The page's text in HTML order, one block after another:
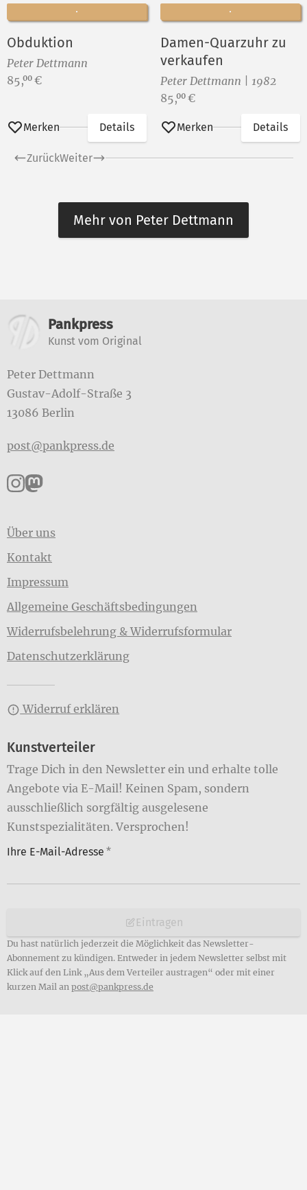
Obduktion
Peter Dettmann
Preis:
85,00 €
Merken Details
Damen-Quarzuhr zu
verkaufen
Peter Dettmann | 1982
Preis:
85,00 €
Merken Details
ZurückWeiter
Mehr von Peter Dettmann
Weitere Informationen
Pankpress
Kunst vom Original
Peter Dettmann
Gustav-Adolf-Straße 3
13086 Berlin
post@pankpress.de
Pankpress auf Instagram
Pankpress auf Mastodon
Über uns
Kontakt
Impressum
Allgemeine Geschäftsbedingungen
Widerrufsbelehrung & Widerrufsformular
Datenschutzerklärung
Widerruf erklären
Kunstverteiler
Trage Dich in den Newsletter ein und erhalte tolle
Angebote via E-Mail! Keinen Spam, sondern
ausschließlich sorgfältig ausgelesene
Kunstspezialitäten. Versprochen!
Ihre E-Mail-Adresse *
Eintragen
Du hast natürlich jederzeit die Möglichkeit das Newsletter-
Abonnement zu kündigen. Entweder in jedem Newsletter selbst mit
Klick auf den Link „Aus dem Verteiler austragen“ oder mit einer
kurzen Mail an post@pankpress.de